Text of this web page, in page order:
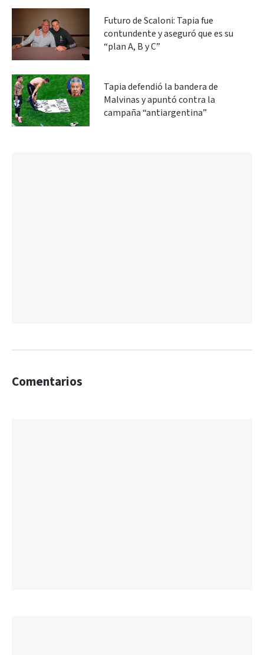
Futuro de Scaloni: Tapia fue
contundente y aseguró que es su
“plan A, B y C”
Tapia defendió la bandera de
Malvinas y apuntó contra la
campaña “antiargentina”
Comentarios